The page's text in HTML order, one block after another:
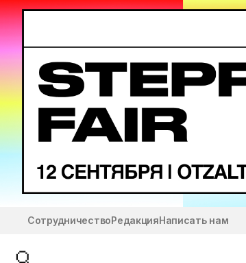
СотрудничествоРедакцияНаписать нам